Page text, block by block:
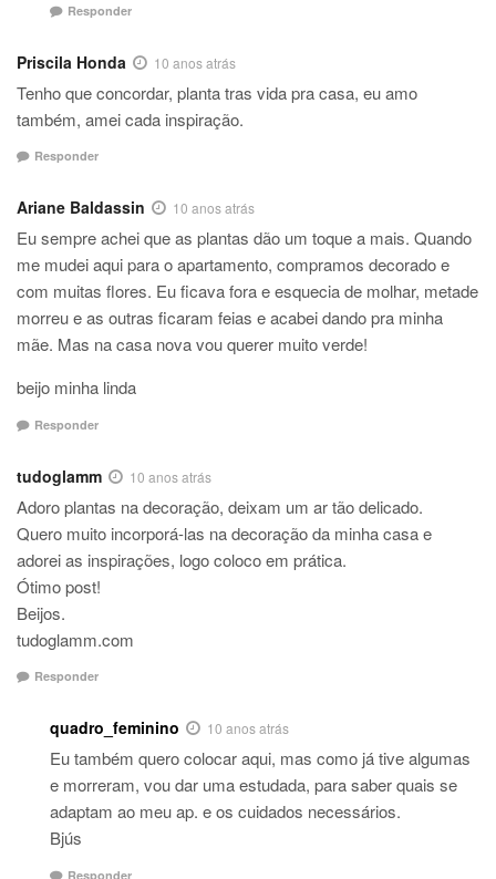
Responder
Priscila Honda 10 anos atrás
Tenho que concordar, planta tras vida pra casa, eu amo
também, amei cada inspiração.
Responder
Ariane Baldassin 10 anos atrás
Eu sempre achei que as plantas dão um toque a mais. Quando
me mudei aqui para o apartamento, compramos decorado e
com muitas flores. Eu ficava fora e esquecia de molhar, metade
morreu e as outras ficaram feias e acabei dando pra minha
mãe. Mas na casa nova vou querer muito verde!
beijo minha linda
Responder
tudoglamm 10 anos atrás
Adoro plantas na decoração, deixam um ar tão delicado.
Quero muito incorporá-las na decoração da minha casa e
adorei as inspirações, logo coloco em prática.
Ótimo post!
Beijos.
tudoglamm.com
Responder
quadro_feminino 10 anos atrás
Eu também quero colocar aqui, mas como já tive algumas
e morreram, vou dar uma estudada, para saber quais se
adaptam ao meu ap. e os cuidados necessários.
Bjús
Responder